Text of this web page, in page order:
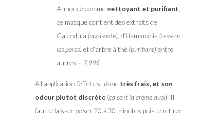
Annoncé comme nettoyant et purifiant,
ce masque contient des extraits de
Calendula (apaisante), d’Hamamélis (ressère
les pores) et d’arbre à thé (purifiant) entre
autres – 7,99€
A l’application l’effet est donctrès frais, et son
odeur plutot discrète(ça sent la crème quoi). Il
faut le laisser poser 20 à 30 minutes puis le retirer